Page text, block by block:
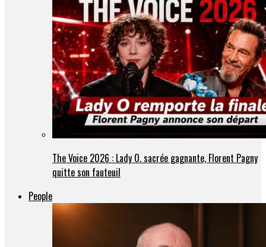
The Voice 2026 : Lady O. sacrée gagnante, Florent Pagny
quitte son fauteuil
People